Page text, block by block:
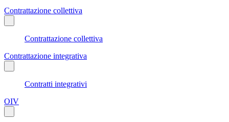
Contrattazione collettiva
Contrattazione collettiva
Contrattazione integrativa
Contratti integrativi
OIV